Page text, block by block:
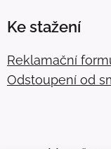
Ke stažení
Reklamační
Odstoupení od